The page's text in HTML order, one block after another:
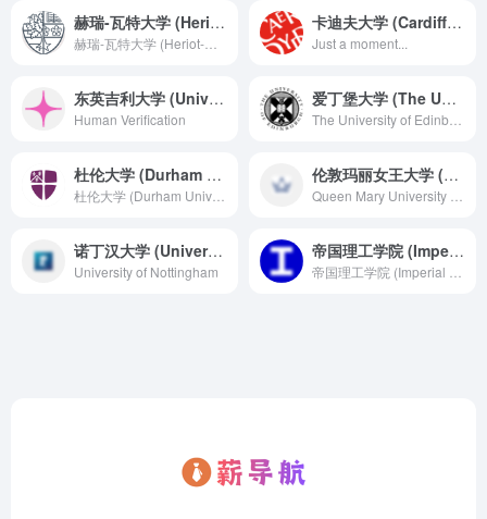
赫瑞-瓦特大学 (Heriot-Watt University) 卡迪夫大学 (Cardiff University)
Just a moment...
东英吉利大学 (University of East Anglia)
Human Verification
爱丁堡大学 (The University of Edinburgh)
杜伦大学 (Durham University) 伦敦玛丽女王大学 (Queen Mary University of London)
诺丁汉大学 (University of Nottingham)
University of Nottingham
帝国理工学院 (Imperial College London)